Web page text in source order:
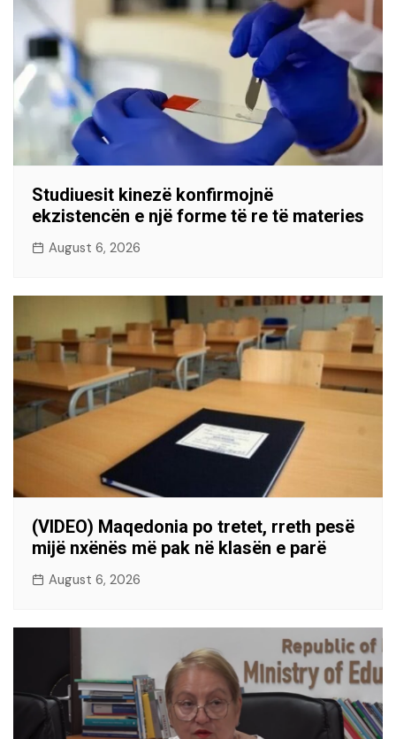
Studiuesit kinezë konfirmojnë
ekzistencën e një forme të re të materies
August 6, 2026
(VIDEO) Maqedonia po tretet, rreth pesë
mijë nxënës më pak në klasën e parë
August 6, 2026